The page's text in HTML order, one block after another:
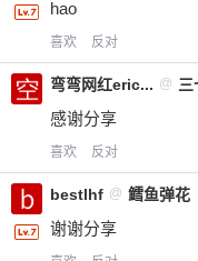
hao
喜欢 反对
弯弯网红eric... @ 三
感谢分享
喜欢 反对
bestlhf @ 鳕鱼弹花
谢谢分享